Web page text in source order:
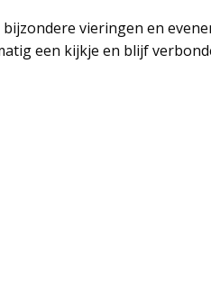
vieringen en
een kijkje en blijf